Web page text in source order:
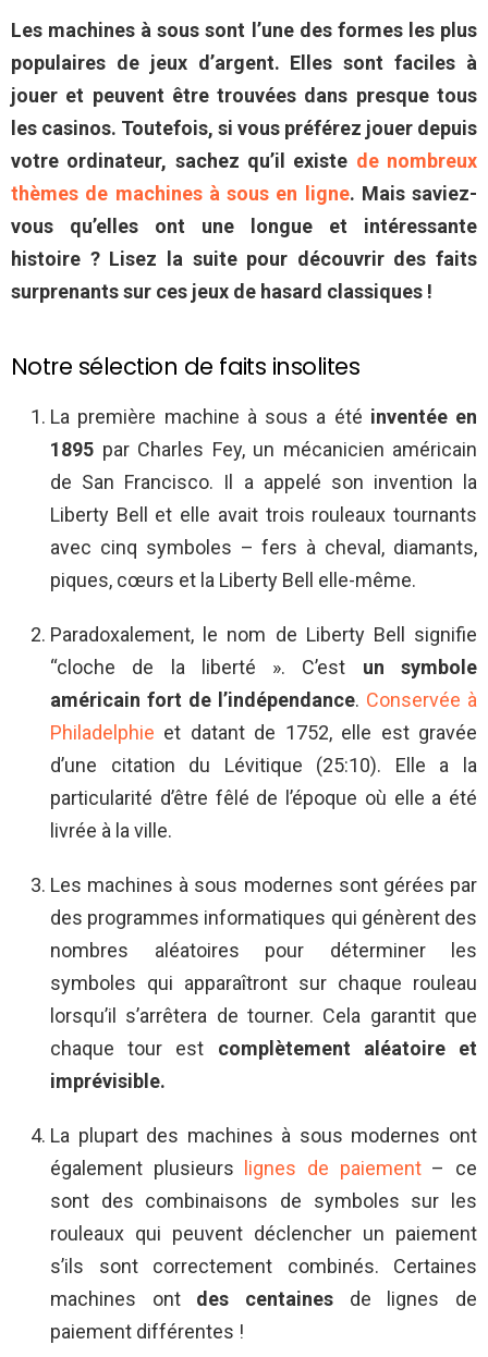
Les machines à sous sont l’une des formes les plus
populaires de jeux d’argent. Elles sont faciles à
jouer et peuvent être trouvées dans presque tous
les casinos. Toutefois, si vous préférez jouer depuis
votre ordinateur, sachez qu’il existe de nombreux
thèmes de machines à sous en ligne. Mais saviez-
vous qu’elles ont une longue et intéressante
histoire ? Lisez la suite pour découvrir des faits
surprenants sur ces jeux de hasard classiques !
Notre sélection de faits insolites
La première machine à sous a été inventée en
1895 par Charles Fey, un mécanicien américain
de San Francisco. Il a appelé son invention la
Liberty Bell et elle avait trois rouleaux tournants
avec cinq symboles – fers à cheval, diamants,
piques, cœurs et la Liberty Bell elle-même.
Paradoxalement, le nom de Liberty Bell signifie
“cloche de la liberté ». C’est un symbole
américain fort de l’indépendance. Conservée à
Philadelphie et datant de 1752, elle est gravée
d’une citation du Lévitique (25:10). Elle a la
particularité d’être fêlé de l’époque où elle a été
livrée à la ville.
Les machines à sous modernes sont gérées par
des programmes informatiques qui génèrent des
nombres aléatoires pour déterminer les
symboles qui apparaîtront sur chaque rouleau
lorsqu’il s’arrêtera de tourner. Cela garantit que
chaque tour est complètement aléatoire et
imprévisible.
La plupart des machines à sous modernes ont
également plusieurs
lignes de paiement– ce
sont des combinaisons de symboles sur les
rouleaux qui peuvent déclencher un paiement
s’ils sont correctement combinés. Certaines
machines ontdes centaines de lignes de
paiement différentes !